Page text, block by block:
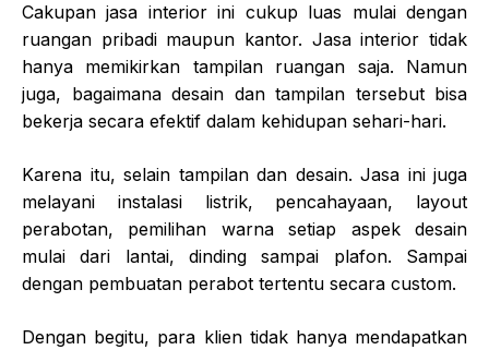
Cakupan jasa interior ini cukup luas mulai dengan
ruangan pribadi maupun kantor. Jasa interior tidak
hanya memikirkan tampilan ruangan saja. Namun
juga, bagaimana desain dan tampilan tersebut bisa
bekerja secara efektif dalam kehidupan sehari-hari.
Karena itu, selain tampilan dan desain. Jasa ini juga
melayani instalasi listrik, pencahayaan, layout
perabotan, pemilihan warna setiap aspek desain
mulai dari lantai, dinding sampai plafon. Sampai
dengan pembuatan perabot tertentu secara custom.
Dengan begitu, para klien tidak hanya mendapatkan